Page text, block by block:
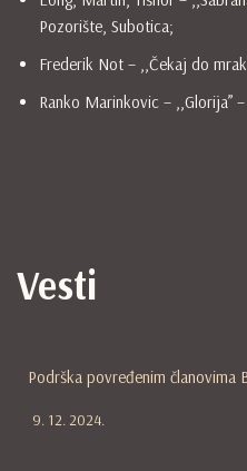
Pozorište, Subotica;
Frederik Not – ,,Čekaj do
Ranko Marinkovic – ,,Glorija”
Vesti
Podrška povređenim članovima
9. 12. 2024.